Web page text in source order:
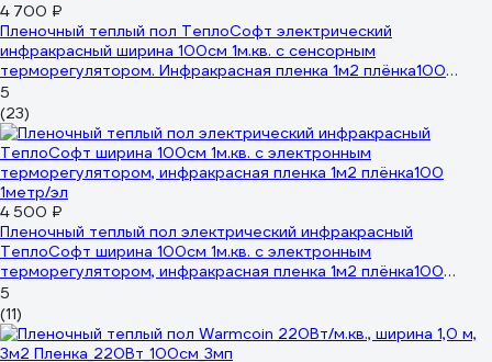
4 700 ₽
Пленочный теплый пол ТеплоСофт электрический
инфракрасный ширина 100см 1м.кв. с сенсорным
терморегулятором. Инфракрасная пленка 1м2 плёнка100
1метр/сенс
5
(23)
4 500 ₽
Пленочный теплый пол электрический инфракрасный
ТеплоСофт ширина 100см 1м.кв. с электронным
терморегулятором, инфракрасная пленка 1м2 плёнка100
1метр/эл
5
(11)